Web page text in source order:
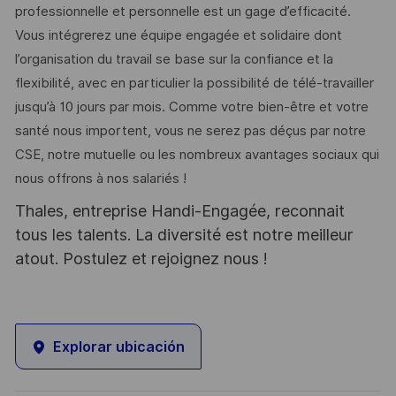
professionnelle et personnelle est un gage d’efficacité.
Vous intégrerez une équipe engagée et solidaire dont
l’organisation du travail se base sur la confiance et la
flexibilité, avec en particulier la possibilité de télé-travailler
jusqu’à 10 jours par mois. Comme votre bien-être et votre
santé nous importent, vous ne serez pas déçus par notre
CSE, notre mutuelle ou les nombreux avantages sociaux qui
nous offrons à nos salariés !
Thales, entreprise Handi-Engagée, reconnait
tous les talents. La diversité est notre meilleur
atout. Postulez et rejoignez nous !
Explorar ubicación